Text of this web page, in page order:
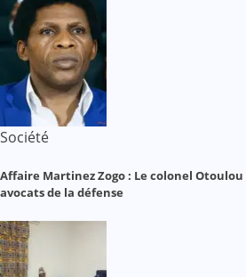
Société
Affaire Martinez Zogo : Le colonel
avocats de la défense